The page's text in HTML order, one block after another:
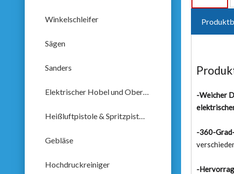
Winkelschleifer
Sägen
Sanders
Elektrischer Hobel und Oberfräse
Heißluftpistole & Spritzpistole
Gebläse
Hochdruckreiniger
-Weicher
-360-
-